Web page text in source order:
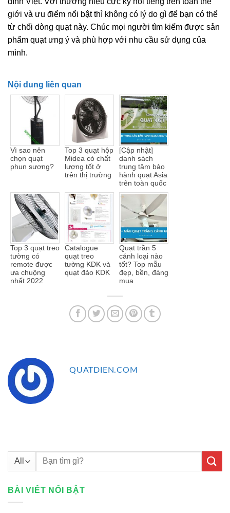
giới và ưu điểm nổi bật thì không có lý do gì để bạn có thể
từ chối dòng quạt này. Chúc mọi người tìm kiếm được sản
phẩm quạt ưng ý và phù hợp với nhu cầu sử dụng của
mình.
Nội dung liên quan
Vì sao nên
chọn quạt
phun sương?
Top 3 quạt hộp
Midea có chất
lượng tốt ở
trên thị trường
[Cập nhật]
danh sách
trung tâm bảo
hành quạt Asia
trên toàn quốc
Top 3 quạt treo
tường có
remote được
ưa chuộng
nhất 2022
Catalogue
quạt treo
tường KDK và
quạt đảo KDK
Quạt trần 5
cánh loại nào
tốt? Top mẫu
đẹp, bền, đáng
mua
QUATDIEN.COM
Tìm
BÀI VIẾT NỔI BẬT